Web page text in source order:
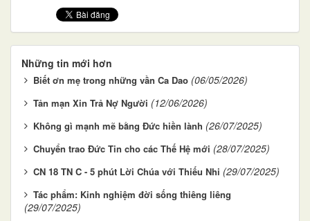
Những tin mới hơn
Biết ơn mẹ trong những vần Ca Dao (06/05/2026)
Tản mạn Xin Trả Nợ Người (12/06/2026)
Không gì mạnh mẽ bằng Đức hiền lành (26/07/2025)
Chuyển trao Đức Tin cho các Thế Hệ mới (28/07/2025)
CN 18 TN C - 5 phút Lời Chúa với Thiếu Nhi (29/07/2025)
Tác phẩm: Kinh nghiệm đời sống thiêng liêng
(29/07/2025)